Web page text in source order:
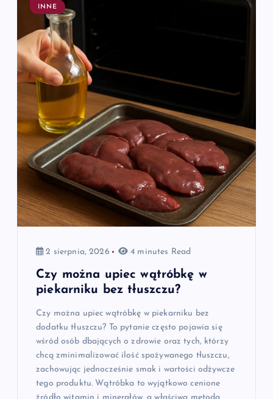
INNE
2 sierpnia, 2026 4 minutes Read
Czy można upiec wątróbkę w
piekarniku bez tłuszczu?
Czy można upiec wątróbkę w piekarniku bez
dodatku tłuszczu? To pytanie często pojawia się
wśród osób dbających o zdrowie oraz tych, którzy
chcą zminimalizować ilość spożywanego tłuszczu,
zachowując jednocześnie smak i wartości odżywcze
tego produktu. Wątróbka to wyjątkowo cenione